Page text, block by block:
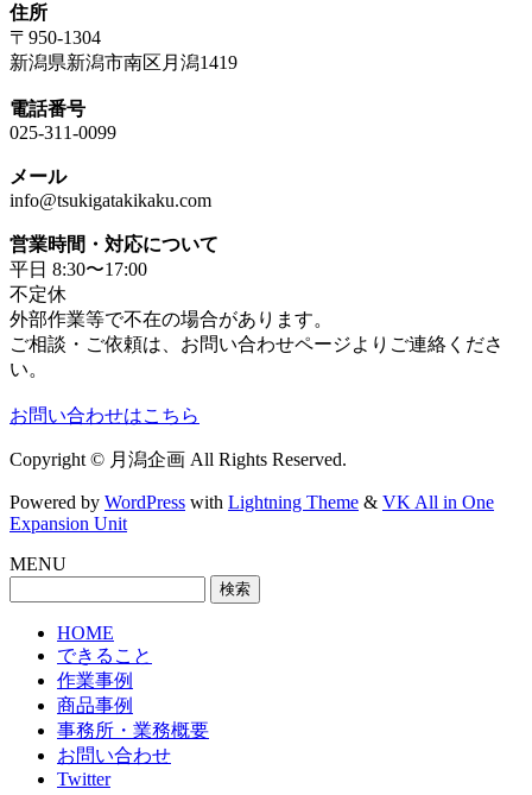
住所
〒950-1304
新潟県新潟市南区月潟1419
電話番号
025-311-0099
メール
info@tsukigatakikaku.com
営業時間・対応について
平日 8:30〜17:00
不定休
外部作業等で不在の場合があります。
ご相談・ご依頼は、お問い合わせページよりご連絡くださ
い。
お問い合わせはこちら
Copyright © 月潟企画 All Rights Reserved.
Powered by WordPress with Lightning Theme & VK All in One
Expansion Unit
MENU
HOME
できること
作業事例
商品事例
事務所・業務概要
お問い合わせ
Twitter